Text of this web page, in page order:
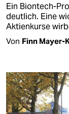
Ein Biontech-
deutlich. Eine
Aktienkurse
Von Finn Mayer-